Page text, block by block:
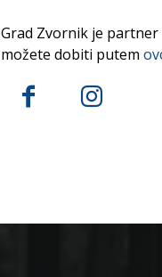
Grad Zvornik je
možete dobiti putem